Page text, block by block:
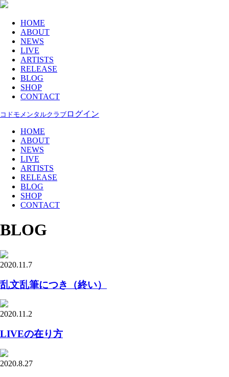
HOME
ABOUT
NEWS
LIVE
ARTISTS
RELEASE
BLOG
SHOP
CONTACT
コドモメンタルクラブ ログイン
HOME
ABOUT
NEWS
LIVE
ARTISTS
RELEASE
BLOG
SHOP
CONTACT
BLOG
2020.11.7
乱文乱筆につき（終い）
2020.11.2
LIVEの在り方
2020.8.27